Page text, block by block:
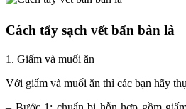
Cách tẩy sạch vết bẩn bàn là
1. Giấm và muối ăn
Với giẩm và muối ăn thì các bạn hãy